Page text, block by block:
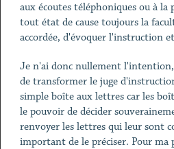
aux écoutes téléphoniques ou à
tout état de cause toujours la
accordée, d'évoquer l'instruction
Je n'ai donc nullement
de transformer le juge
simple boîte aux lettres car les
le pouvoir de décider
renvoyer les lettres qui leur sont
important de le préciser. Pour ma